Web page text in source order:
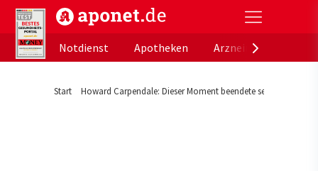
aponet.de - Das offizielle Gesundheitsportal der
Notdienst
Apotheken
Start Howard Carpendale: Dieser Moment beendete seine